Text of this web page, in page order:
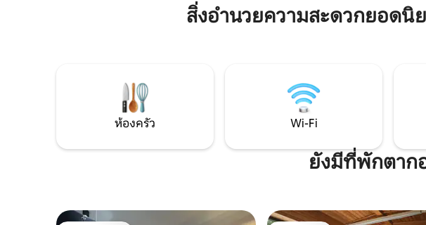
แจ้ง (รวม ผ้าขนหนูเสื้อคลุมอาบน้ำและ
ยาตั้งแต่ 10.00 น. - 18.00 น.) อย่าลังเลที่จะ
(โอเบอร์ฮอฟพร้อมสิ่งอำนวยควา
ทางกีฬาระดับนานาชาติและชมีเดเ
สิ่งอำนวยความสะดวกยอดนิ
ห้องครัว Wi-Fi
ยังมีที่พักตาก